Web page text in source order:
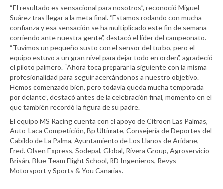
“El resultado es sensacional para nosotros”, reconoció Miguel
Suárez tras llegar a la meta final. “Estamos rodando con mucha
confianza y esa sensación se ha multiplicado este fin de semana
corriendo ante nuestra gente”, destacó el líder del campeonato.
“Tuvimos un pequeño susto con el sensor del turbo, pero el
equipo estuvo a un gran nivel para dejar todo en orden”, agradeció
el piloto palmero. “Ahora toca preparar la siguiente con la misma
profesionalidad para seguir acercándonos a nuestro objetivo.
Hemos comenzado bien, pero todavía queda mucha temporada
por delante”, destacó antes de la celebración final, momento en el
que también recordó la figura de su padre.
El equipo MS Racing cuenta con el apoyo de Citroën Las Palmas,
Auto-Laca Competición, Bp Ultimate, Consejería de Deportes del
Cabildo de La Palma, Ayuntamiento de Los Llanos de Aridane,
Fred. Olsen Express, Sodepal, Global, Rivera Group, Agroservicio
Brisán, Blue Team Flight School, RD Ingenieros, Revys
Motorsport y Sports & You Canarias.